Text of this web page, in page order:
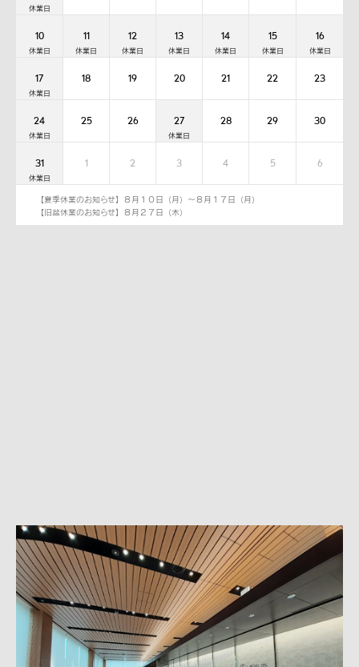
10 11 12 13 14 15 16
17 18 19 20 21 22 23
24 25 26 27 28 29 30
31 1 2 3 4 5 6
【夏季休業のお知らせ】８月１０日（月）～８月１７日（月）
【旧盆休業のお知らせ】８月２７日（木）